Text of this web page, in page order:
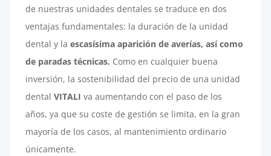
de nuestras unidades dentales se traduce en dos
ventajas fundamentales: la duración de la unidad
dental y la escasísima aparición de averías, así como
de paradas técnicas. Como en cualquier buena
inversión, la sostenibilidad del precio de una unidad
dental VITALI va aumentando con el paso de los
años, ya que su coste de gestión se limita, en la gran
mayoría de los casos, al mantenimiento ordinario
únicamente.